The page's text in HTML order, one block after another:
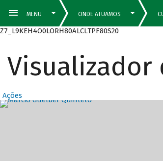
Z7_L9KEH4O0LORH80ALCLTPF80S20
Visualizador
Ações
Destaques